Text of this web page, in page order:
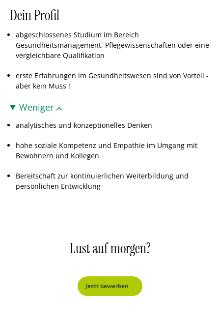
Dein Profil
abgeschlossenes Studium im Bereich
Gesundheitsmanagement, Pflegewissenschaften oder eine
vergleichbare Qualifikation
erste Erfahrungen im Gesundheitswesen sind von Vorteil -
aber kein Muss !
Weniger
analytisches und konzeptionelles Denken
hohe soziale Kompetenz und Empathie im Umgang mit
Bewohnern und Kollegen
Bereitschaft zur kontinuierlichen Weiterbildung und
persönlichen Entwicklung
Lust aufmorgen?
Jetzt bewerben